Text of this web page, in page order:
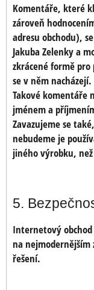
Komentáře, které
zároveň
adresu obchodu),
Jakuba Zelenky a
zkrácené formě
se v něm nacházejí.
Takové komentáře
jménem a
Zavazujeme se
nebudeme je
jiného výrobku,
5.
Internetový
na nejmodernějším
řešení.